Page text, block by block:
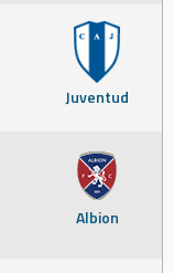
Juventud
Albion